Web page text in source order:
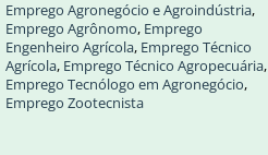
Emprego Agronegócio e Agroindústria,
Emprego Agrônomo, Emprego
Engenheiro Agrícola, Emprego Técnico
Agrícola, Emprego Técnico Agropecuária,
Emprego Tecnólogo em Agronegócio,
Emprego Zootecnista